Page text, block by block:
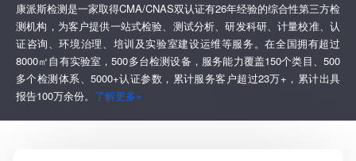
康派斯检测是一家取得CMA/CNAS双认证有26年经验的综合性第三方检
测机构，为客户提供一站式检验、测试分析、研发科研、计量校准、认
证咨询、环境治理、培训及实验室建设运维等服务。在全国拥有超过
8000㎡自有实验室，500多台检测设备，服务能力覆盖150个类目、500
多个检测体系、5000+认证参数，累计服务客户超过23万+，累计出具
报告100万余份。 了解更多»